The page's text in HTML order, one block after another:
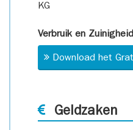
KG
Verbruik en
Download het
Geldzaken